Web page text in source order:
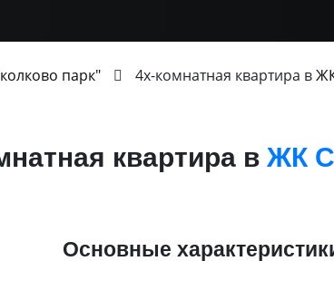
парк" 4х-комнатная квартира в
квартира в ЖК
Основные